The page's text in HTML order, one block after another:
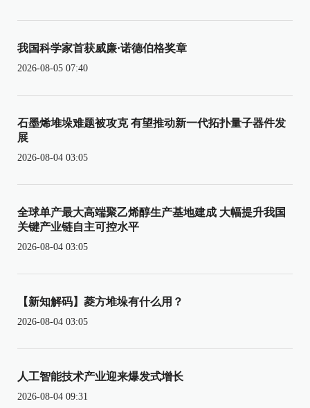
我国科学家首获威廉·诺德伯格奖章
2026-08-05 07:40
石墨烯堆垛难题被攻克 有望推动新一代拓扑量子器件发
展
2026-08-04 03:05
全球单产最大高端聚乙烯醇生产基地建成 大幅提升我国
关键产业链自主可控水平
2026-08-04 03:05
【新知解码】菱方堆垛有什么用？
2026-08-04 03:05
人工智能技术产业迎来爆发式增长
2026-08-04 09:31